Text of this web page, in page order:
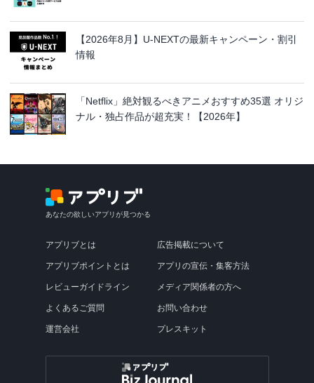
【2026年8月】U-NEXTの最新キャンペーン・割引
情報
「Netflix」絶対観るべきアニメおすすめ35選 オリジ
ナル・独占作品が超充実！【2026年】
あなたの欲しいアプリが見つかる
アプリブとは
アプリブポイントとは
レビューガイドライン
よくあるご質問
運営会社
広告掲載について
アプリの宣伝・集客方法
メディア関係者の方へ
お問い合わせ
プレスキット